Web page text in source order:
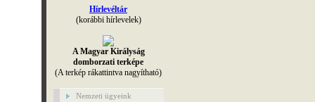
Hírlevéltár
(korábbi hírlevelek)
A Magyar Királyság
domborzati terképe
(A terkép rákattintva nagyítható)
Nemzeti ügyeink